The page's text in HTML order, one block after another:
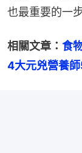
也最重要的一
相關文章： 食
4大元兇營養